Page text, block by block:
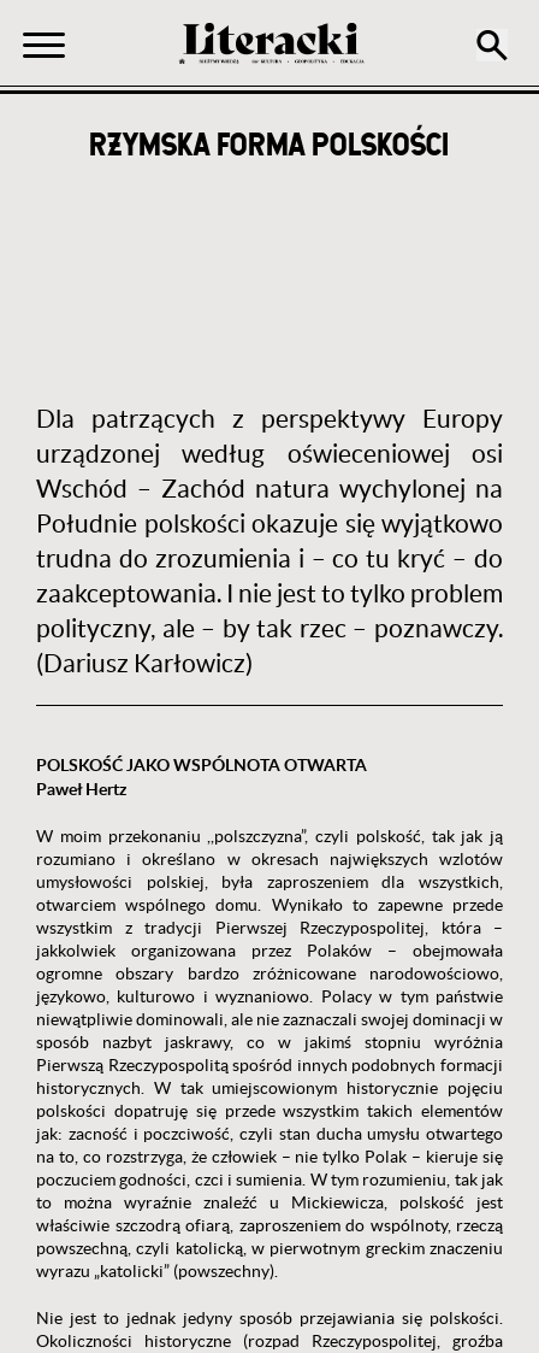
ŚcieżkaRZYMSKA FORMA POLSKOŚCI
Dla patrzących z perspektywy Europy
urządzonej według oświeceniowej osi
Wschód – Zachód natura wychylonej na
Południe polskości okazuje się wyjątkowo
trudna do zrozumienia i – co tu kryć – do
zaakceptowania. I nie jest to tylko problem
polityczny, ale – by tak rzec – poznawczy.
(Dariusz Karłowicz)
POLSKOŚĆ JAKO WSPÓLNOTA OTWARTA
Paweł Hertz
W moim przekonaniu ,,polszczyzna”, czyli polskość, tak jak ją
rozumiano i określano w okresach największych wzlotów
umysłowości polskiej, była zaproszeniem dla wszystkich,
otwarciem wspólnego domu. Wynikało to zapewne przede
wszystkim z tradycji Pierwszej Rzeczypospolitej, która –
jakkolwiek organizowana przez Polaków – obejmowała
ogromne obszary bardzo zróżnicowane narodowościowo,
językowo, kulturowo i wyznaniowo. Polacy w tym państwie
niewątpliwie dominowali, ale nie zaznaczali swojej dominacji w
sposób nazbyt jaskrawy, co w jakimś stopniu wyróżnia
Pierwszą Rzeczypospolitą spośród innych podobnych formacji
historycznych. W tak umiejscowionym historycznie pojęciu
polskości dopatruję się przede wszystkim takich elementów
jak: zacność i poczciwość, czyli stan ducha umysłu otwartego
na to, co rozstrzyga, że człowiek – nie tylko Polak – kieruje się
poczuciem godności, czci i sumienia. W tym rozumieniu, tak jak
to można wyraźnie znaleźć u Mickiewicza, polskość jest
właściwie szczodrą ofiarą, zaproszeniem do wspólnoty, rzeczą
powszechną, czyli katolicką, w pierwotnym greckim znaczeniu
wyrazu „katolicki” (powszechny).
Nie jest to jednak jedyny sposób przejawiania się polskości.
Okoliczności historyczne (rozpad Rzeczypospolitej, groźba